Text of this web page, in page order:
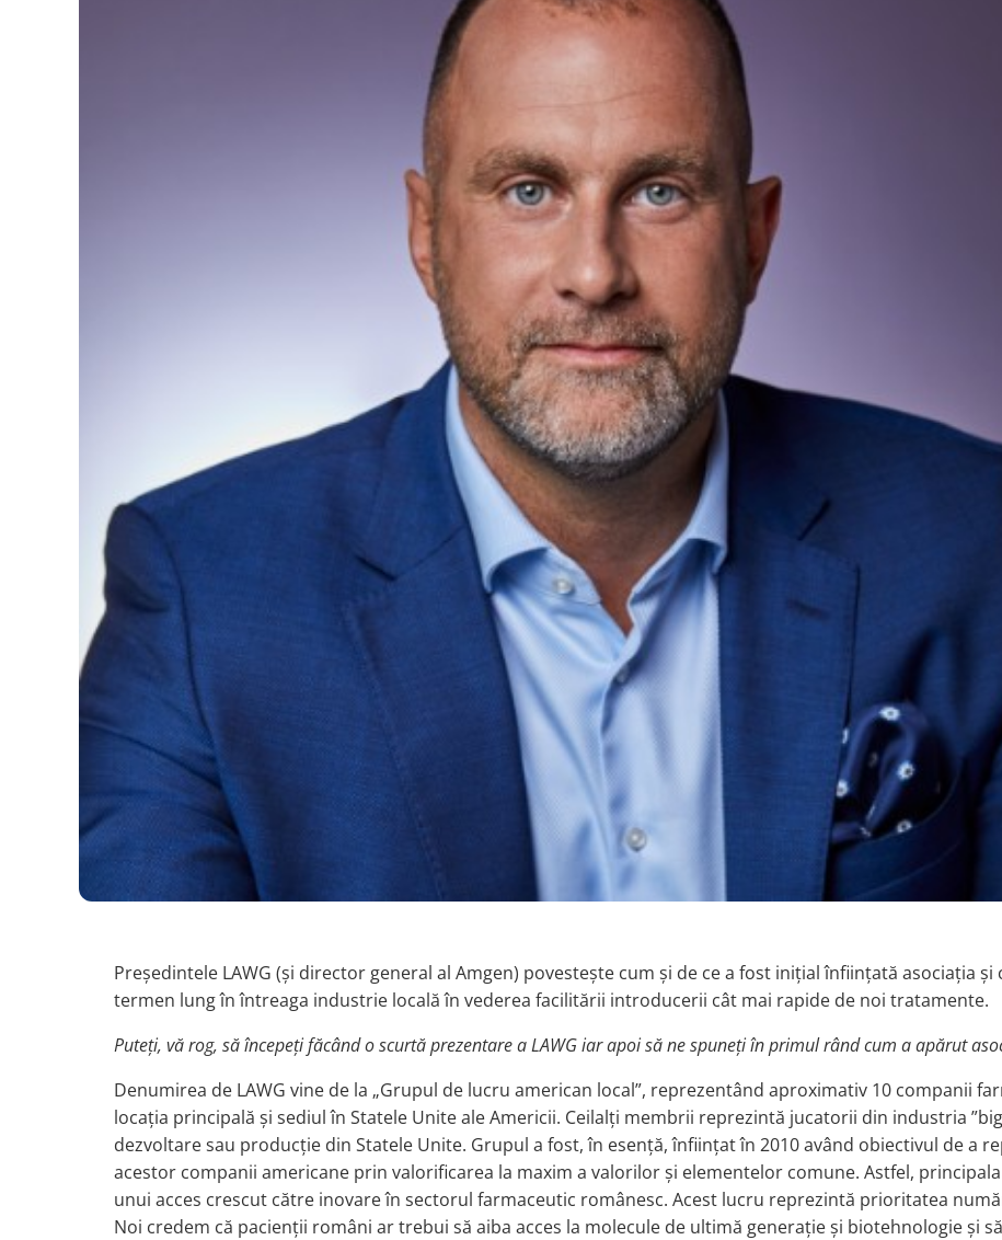
Președintele LAWG (și director general al Amgen) povestește cum și de ce a fost inițial înființată asociația
termen lung în întreaga industrie locală în vederea facilitării introducerii cât mai rapide de noi tratamente.
Puteți, vă rog, să începeți făcând o scurtă prezentare a LAWG iar apoi să ne spuneți în primul rând cum a apărut
Denumirea de LAWG vine de la „Grupul de lucru american local”, reprezentând aproximativ 10 companii
locația principală și sediul în Statele Unite ale Americii. Ceilalți membrii reprezintă jucatorii din industria
dezvoltare sau producție din Statele Unite. Grupul a fost, în esență, înființat în 2010 având obiectivul de a
acestor companii americane prin valorificarea la maxim a valorilor și elementelor comune. Astfel,
unui acces crescut către inovare în sectorul farmaceutic românesc. Acest lucru reprezintă prioritatea
Noi credem că pacienții români ar trebui să aiba acces la molecule de ultimă generație și biotehnologie și